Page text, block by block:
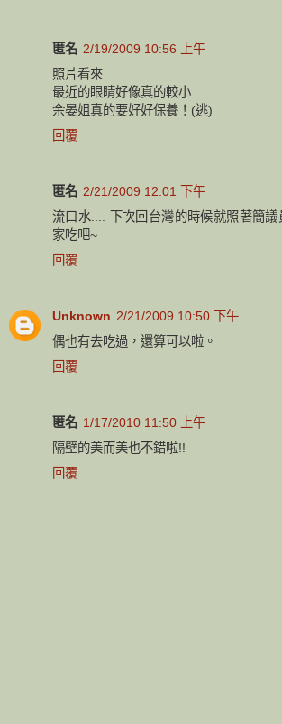
匿名 2/19/2009 10:56 上午
照片看來
最近的眼睛好像真的較小
余晏姐真的要好好保養！(逃)
回覆
匿名 2/21/2009 12:01 下午
流口水.... 下次回台灣的時候就照著簡
家吃吧~
回覆
Unknown 2/21/2009 10:50 下午
偶也有去吃過，還算可以啦。
回覆
匿名 1/17/2010 11:50 上午
隔壁的美而美也不錯啦!!
回覆